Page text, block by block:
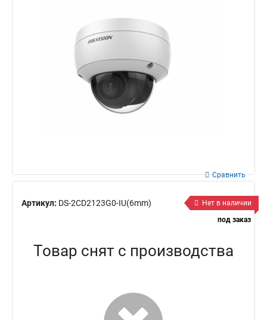
Артикул: DS-2CD2123G0-IU(6mm)
Сравнить
Нет в наличии
под заказ
Товар снят с производства